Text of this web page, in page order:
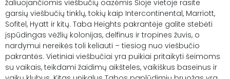
žaliuojančiomis viešbučių oazėmis Šioje vietoje rasite
garsių viešbučių tinklų, tokių kaip Intercontinental, Marriott,
Sofitel, Hyatt ir kitų. Taba Heights pakrantėje galite stebėti
įspūdingas vėžlių kolonijas, delfinus ir tropines žuvis, o
nardymui nereikės toli keliauti – tiesiog nuo viešbučio
pakrantės. Vietiniai viešbučiai yra puikiai pritaikyti šeimoms
su vaikais, teikdami žaidimų aikšteles, vaikiškus baseinus ir